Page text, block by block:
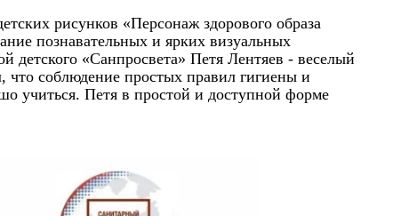
рисунков «Персонаж здорового образа
познавательных и ярких визуальных
детского «Санпросвета» Петя Лентяев - веселый
соблюдение простых правил гигиены и
учиться. Петя в простой и доступной форме